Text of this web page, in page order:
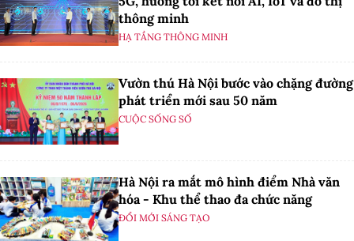
thông minh
HẠ TẦNG THÔNG MINH
Vườn thú Hà Nội bước vào chặng đường
phát triển mới sau 50 năm
CUỘC SỐNG SỐ
Hà Nội ra mắt mô hình điểm Nhà văn
hóa - Khu thể thao đa chức năng
ĐỔI MỚI SÁNG TẠO